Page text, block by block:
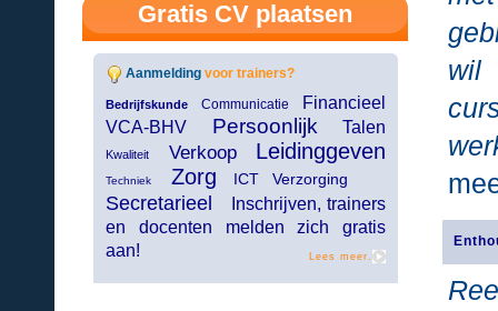
Gratis CV plaatsen
Aanmelding voor trainers?
Bedrijfskunde Communicatie
Financieel
VCA-BHV
Persoonlijk Talen
Kwaliteit Verkoop Leidinggeven
Techniek Zorg ICT Verzorging
Secretarieel
Inschrijven, trainers
en docenten melden zich gratis
aan!
Lees meer.
wil